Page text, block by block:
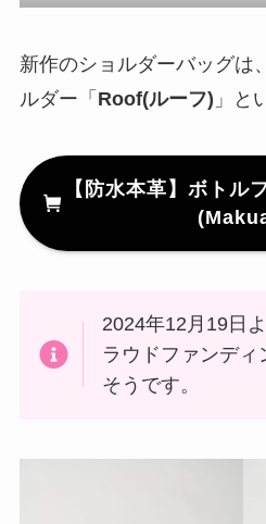
新作のショルダーバッグは
ルダー「 Roof(ルーフ) 」と
【防水本革】ボトル
2024年12月19日
ラウドファンディ
そうです。